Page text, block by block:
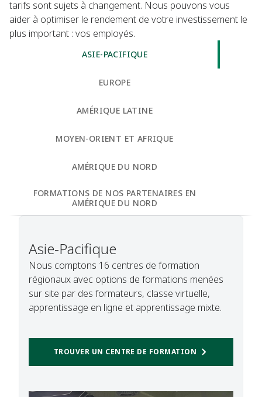
tarifs sont sujets à changement. Nous pouvons vous
aider à optimiser le rendement de votre investissement le
plus important : vos employés.
ASIE-PACIFIQUE
EUROPE
AMÉRIQUE LATINE
MOYEN-ORIENT ET AFRIQUE
AMÉRIQUE DU NORD
FORMATIONS DE NOS PARTENAIRES EN
AMÉRIQUE DU NORD
Asie-Pacifique
Nous comptons 16 centres de formation
régionaux avec options de formations menées
sur site par des formateurs, classe virtuelle,
apprentissage en ligne et apprentissage mixte.
TROUVER UN CENTRE DE FORMATION